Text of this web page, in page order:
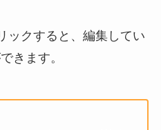
ックすると、編集してい
きます。